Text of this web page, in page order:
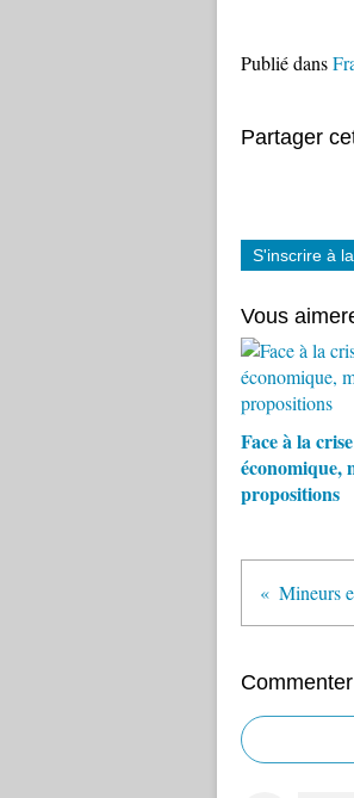
Publié dans
Partager
S'inscrire à
Vous
Face à la crise
économique,
propositions
Mineurs